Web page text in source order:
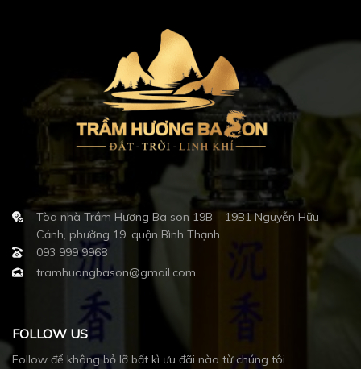
Tòa nhà Trầm Hương Ba son 19B – 19B1 Nguyễn Hữu
Cảnh, phường 19, quận Bình Thạnh
093 999 9968
tramhuongbason@gmail.com
FOLLOW US
Follow để không bỏ lỡ bất kì ưu đãi nào từ chúng tôi